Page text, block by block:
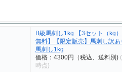
B級馬刺し1kg 【3セット（kg
無料】【限定販売】馬刺し
馬刺し1kg
価格：4300円（税込、送料別)
時点)